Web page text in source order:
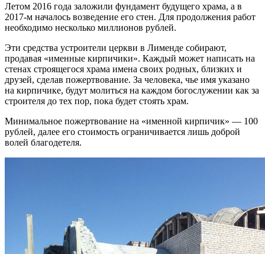
Летом 2016 года заложили фундамент будущего храма, а в
2017-м началось возведение его стен. Для продолжения работ
необходимо несколько миллионов рублей.
Эти средства устроители церкви в Лименде собирают,
продавая «именные кирпичики». Каждый может написать на
стенах строящегося храма имена своих родных, близких и
друзей, сделав пожертвование. За человека, чье имя указано
на кирпичике, будут молиться на каждом богослужении как за
строителя до тех пор, пока будет стоять храм.
Минимальное пожертвование на «именной кирпичик» — 100
рублей, далее его стоимость ограничивается лишь доброй
волей благодетеля.